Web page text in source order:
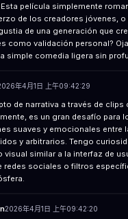
película simplemente
de los creadores jóvenes, o
de una generación que
como validación personal?
simple comedia ligera sin
年4月1日 上午09:42:29
de narrativa a través de
es un gran desafío para
suaves y emocionales entre
y arbitrarios. Tengo
visual similar a la interfaz de
redes sociales o filtros
2026年4月1日 上午09:42:20